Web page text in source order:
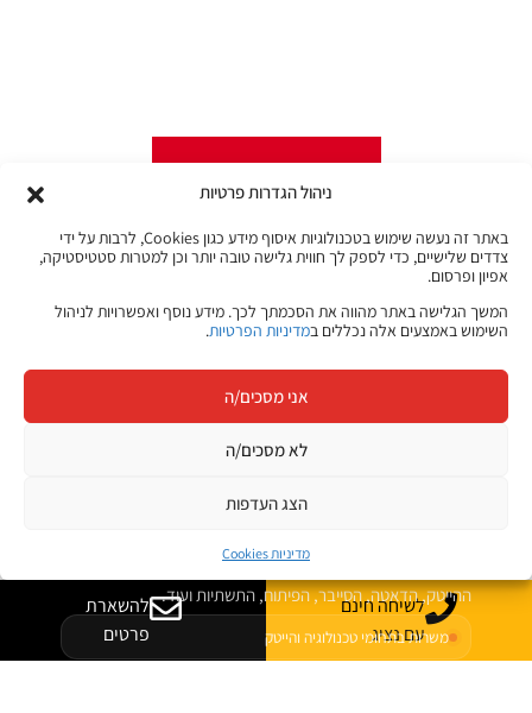
ניהול הגדרות פרטיות
באתר זה נעשה שימוש בטכנולוגיות איסוף מידע כגון Cookies, לרבות על ידי
צדדים שלישיים, כדי לספק לך חווית גלישה טובה יותר וכן למטרות סטטיסטיקה,
אפיון ופרסום.
המשך הגלישה באתר מהווה את הסכמתך לכך. מידע נוסף ואפשרויות לניהול
השימוש באמצעים אלה נכללים במדיניות הפרטיות.
אני מסכים/ה
לא מסכים/ה
הצג העדפות
מדיניות Cookies
קורסים מקוונים
קריירה בהייטק
הצעד הבא שלך
היכנסו ללוח המשרות של ג׳ון ברייס וגלו הזדמנויות חדשות בתחומי
ההייטק, הדאטה, הסייבר, הפיתוח, התשתיות ועוד.
משרות בתחומי טכנולוגיה והייטק
לשיחה חינם
עם נציג
להשארת
פרטים